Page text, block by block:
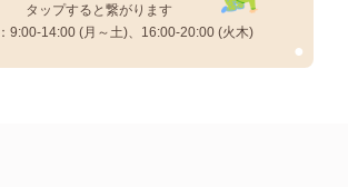
●
タップすると繋がります
9:00-14:00 (月～土)、16:00-20:00 (火木)